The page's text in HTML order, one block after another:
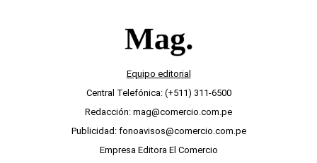
Equipo editorial
Central Telefónica: (+511) 311-6500
Redacción: mag@comercio.com.pe
Publicidad: fonoavisos@comercio.com.pe
Empresa Editora El Comercio